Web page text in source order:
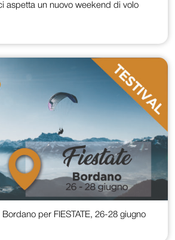
aspetta un nuovo weekend di volo
Bordano per FIESTATE, 26-28 giugno